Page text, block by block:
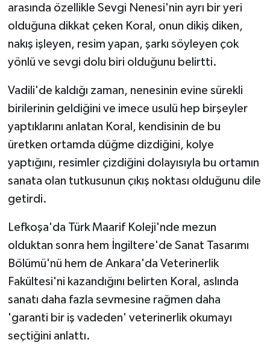
arasında özellikle Sevgi Nenesi'nin ayrı bir yeri
olduğuna dikkat çeken Koral, onun dikiş diken,
nakış işleyen, resim yapan, şarkı söyleyen çok
yönlü ve sevgi dolu biri olduğunu belirtti.
Vadili'de kaldığı zaman, nenesinin evine sürekli
birilerinin geldiğini ve imece usulü hep birşeyler
yaptıklarını anlatan Koral, kendisinin de bu
üretken ortamda düğme dizdiğini, kolye
yaptığını, resimler çizdiğini dolayısıyla bu ortamın
sanata olan tutkusunun çıkış noktası olduğunu dile
getirdi.
Lefkoşa'da Türk Maarif Koleji'nde mezun
olduktan sonra hem İngiltere'de Sanat Tasarımı
Bölümü'nü hem de Ankara'da Veterinerlik
Fakültesi'ni kazandığını belirten Koral, aslında
sanatı daha fazla sevmesine rağmen daha
'garanti bir iş vadeden' veterinerlik okumayı
seçtiğini anlattı.